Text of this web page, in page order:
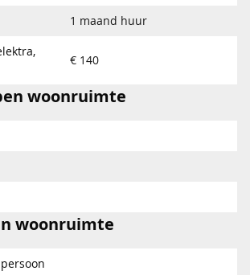
1 maand huur
€ 140
woonruimte
woonruimte